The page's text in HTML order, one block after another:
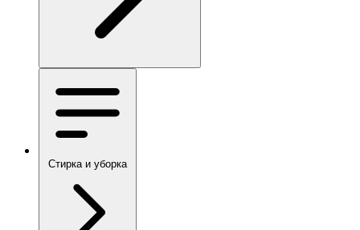
Стирка и уборка